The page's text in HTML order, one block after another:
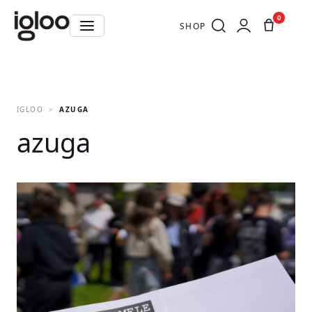
SHOP
0
IGLOO AZUGA
azuga